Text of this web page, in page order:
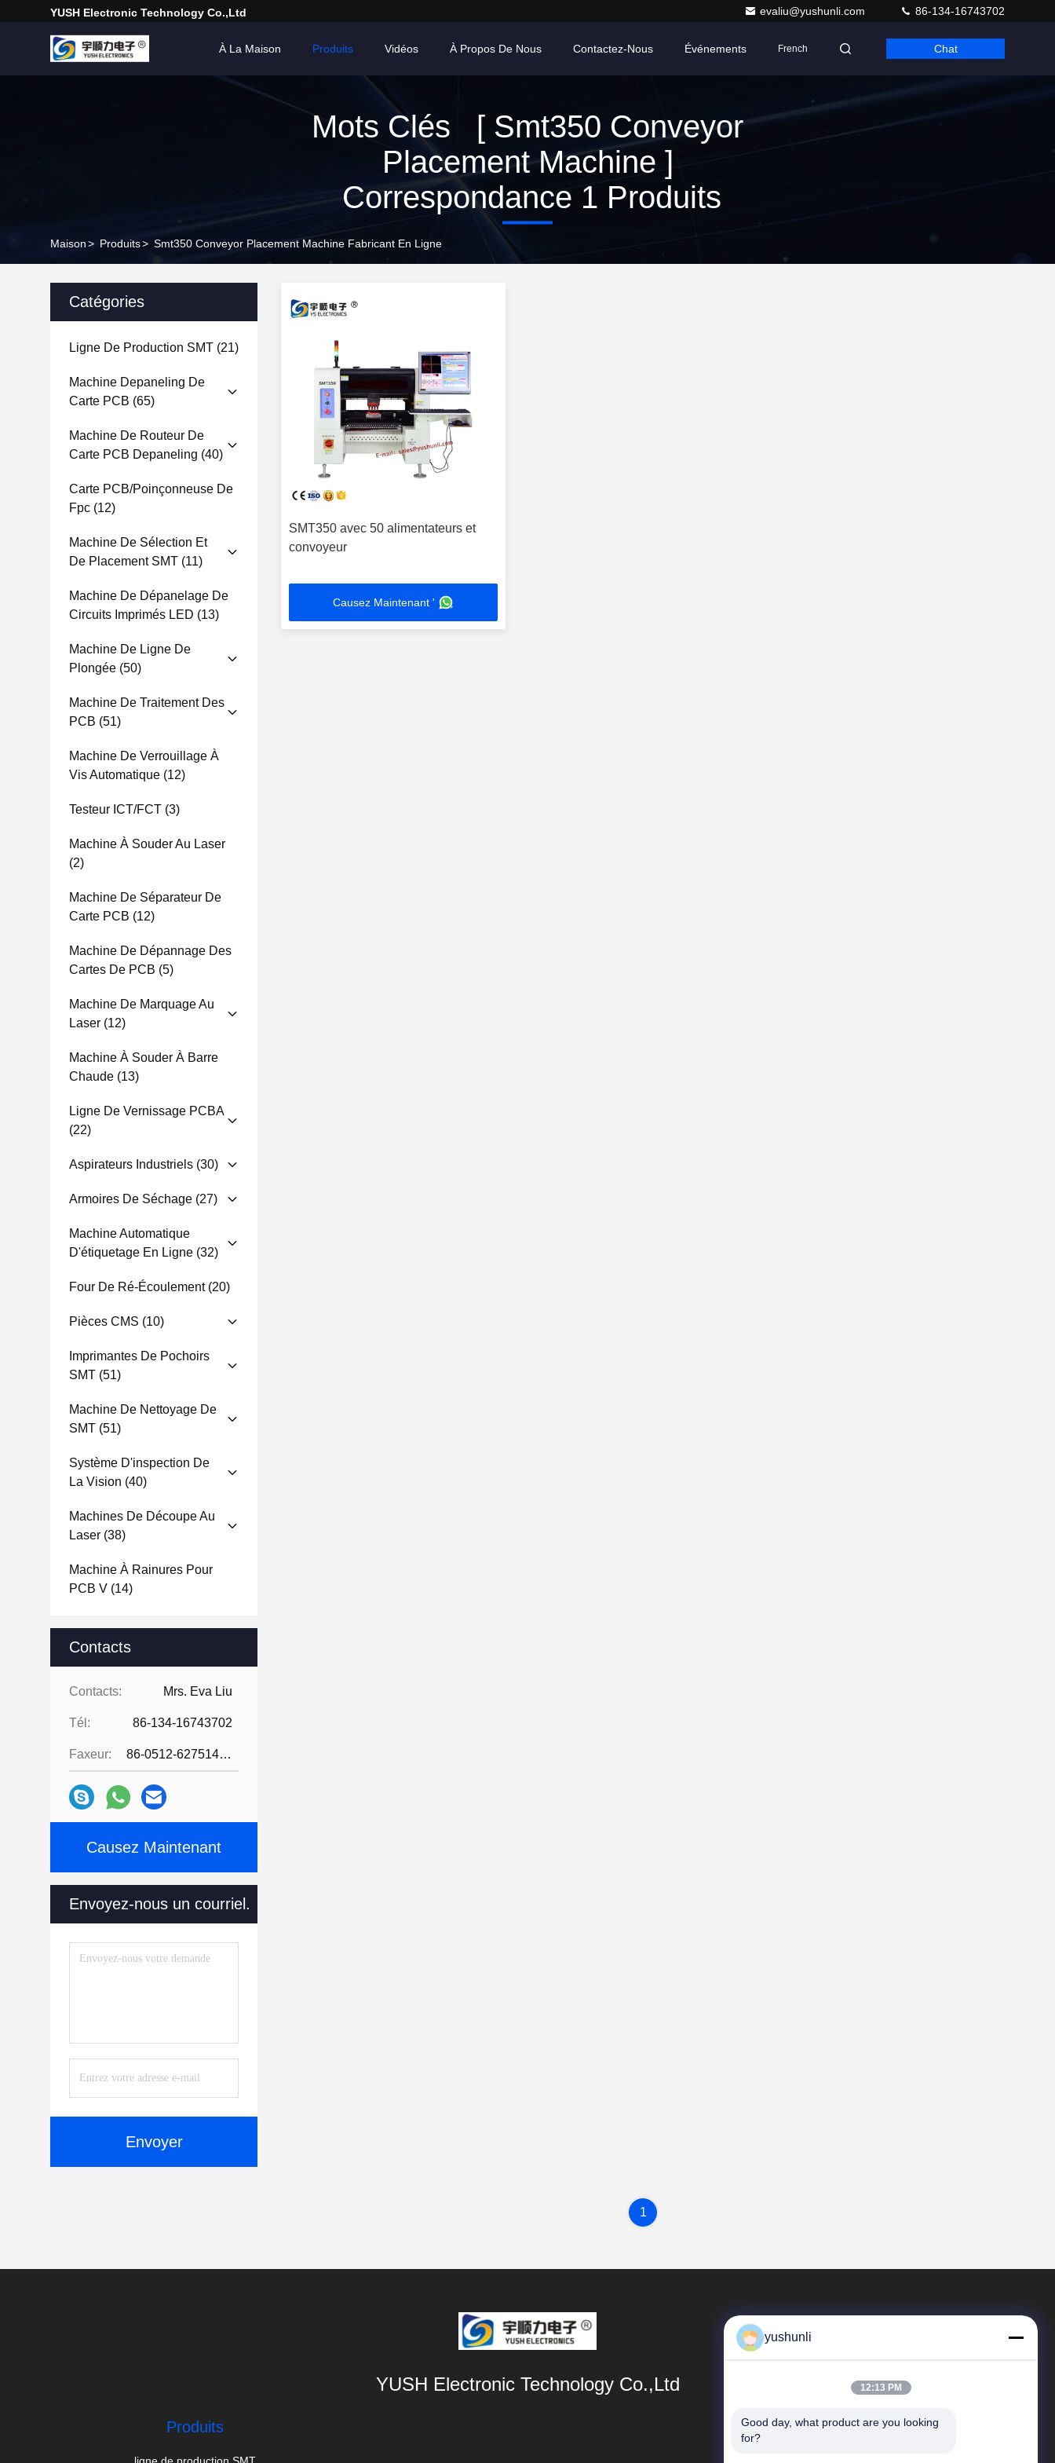
YUSH Electronic Technology Co.,Ltd evaliu@yushunli.com 86-134-16743702
À La Maison Produits Vidéos À Propos De Nous Contactez-Nous Événements French Chat
Mots Clés [ Smt350 Conveyor
Placement Machine ]
Correspondance 1 Produits
Maison> Produits> Smt350 Conveyor Placement Machine Fabricant En Ligne
Catégories
Ligne De Production SMT (21)
Machine Depaneling De
Carte PCB (65)
Machine De Routeur De
Carte PCB Depaneling (40)
Carte PCB/poinçonneuse De
Fpc (12)
Machine De Sélection Et
De Placement SMT (11)
Machine De Dépanelage De
Circuits Imprimés LED (13)
Machine De Ligne De
Plongée (50)
Machine De Traitement Des
PCB (51)
Machine De Verrouillage À
Vis Automatique (12)
Testeur ICT/FCT (3)
Machine À Souder Au Laser
(2)
Machine De Séparateur De
Carte PCB (12)
Machine De Dépannage Des
Cartes De PCB (5)
Machine De Marquage Au
Laser (12)
Machine À Souder À Barre
Chaude (13)
Ligne De Vernissage PCBA
(22)
Aspirateurs Industriels (30)
Armoires De Séchage (27)
Machine Automatique
D'étiquetage En Ligne (32)
Four De Ré-Écoulement(20)
Pièces CMS (10)
Imprimantes De Pochoirs
SMT (51)
Machine De Nettoyage De
SMT (51)
Système D'inspection De
La Vision (40)
Machines De Découpe Au
Laser (38)
Machine À Rainures Pour
PCB V (14)
Contacts
Contacts: Mrs. Eva Liu
Tél: 86-134-16743702
Faxeur: 86-0512-62751429
Causez Maintenant
Envoyez-nous un courriel.
Envoyer
SMT350 avec 50 alimentateurs et
convoyeur
Causez Maintenant '
1
YUSH Electronic Technology Co.,Ltd
Produits Liens Rapides
yushunli
12:13 PM
Good day, what product are you looking
for?